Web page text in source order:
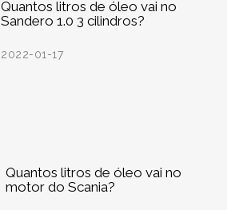
Quantos litros de óleo vai no
Sandero 1.0 3 cilindros?
2022-01-17
Quantos litros de óleo vai no
motor do Scania?